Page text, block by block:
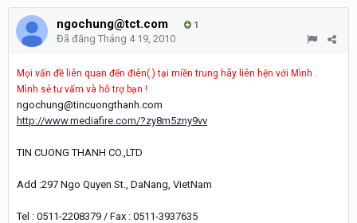
ngochung@tct.com 1
Đã đăng Tháng 4 19, 2010
Mọi vấn đề liên quan đến điên(.) tại miền trung hãy liên hện với Mình .
Mình sẻ tư vấm và hỗ trợ bạn !
ngochung@tincuongthanh.com
http://www.mediafire.com/?zy8m5zny9vv
TIN CUONG THANH CO.,LTD
Add :297 Ngo Quyen St., DaNang, VietNam
Tel : 0511-2208379 / Fax : 0511-3937635